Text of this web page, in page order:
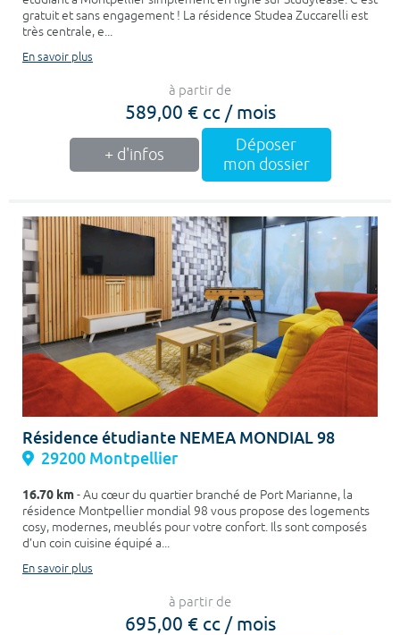
gratuit et sans engagement ! La résidence Studea Zuccarelli est
très centrale, e...
En savoir plus
à partir de
589,00 € cc / mois
+ d'infos
Déposer
mon dossier
Résidence étudiante NEMEA MONDIAL 98
29200 Montpellier
16.70 km- Au cœur du quartier branché de Port Marianne, la
résidence Montpellier mondial 98 vous propose des logements
cosy, modernes, meublés pour votre confort. Ils sont composés
d’un coin cuisine équipé a...
En savoir plus
à partir de
695,00 € cc / mois